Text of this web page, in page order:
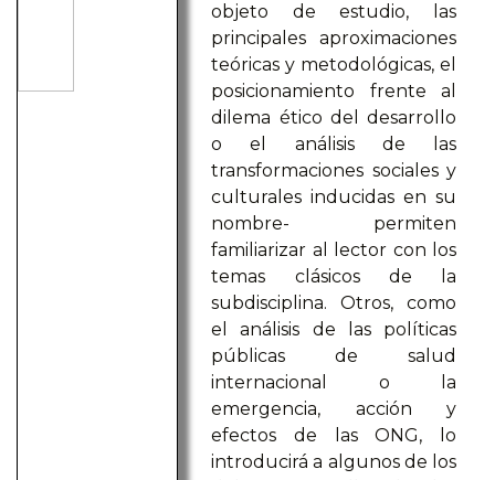
objeto de estudio, las
principales aproximaciones
teóricas y metodológicas, el
posicionamiento frente al
dilema ético del desarrollo
o el análisis de las
transformaciones sociales y
culturales inducidas en su
nombre- permiten
familiarizar al lector con los
temas clásicos de la
subdisciplina. Otros, como
el análisis de las políticas
públicas de salud
internacional o la
emergencia, acción y
efectos de las ONG, lo
introducirá a algunos de los